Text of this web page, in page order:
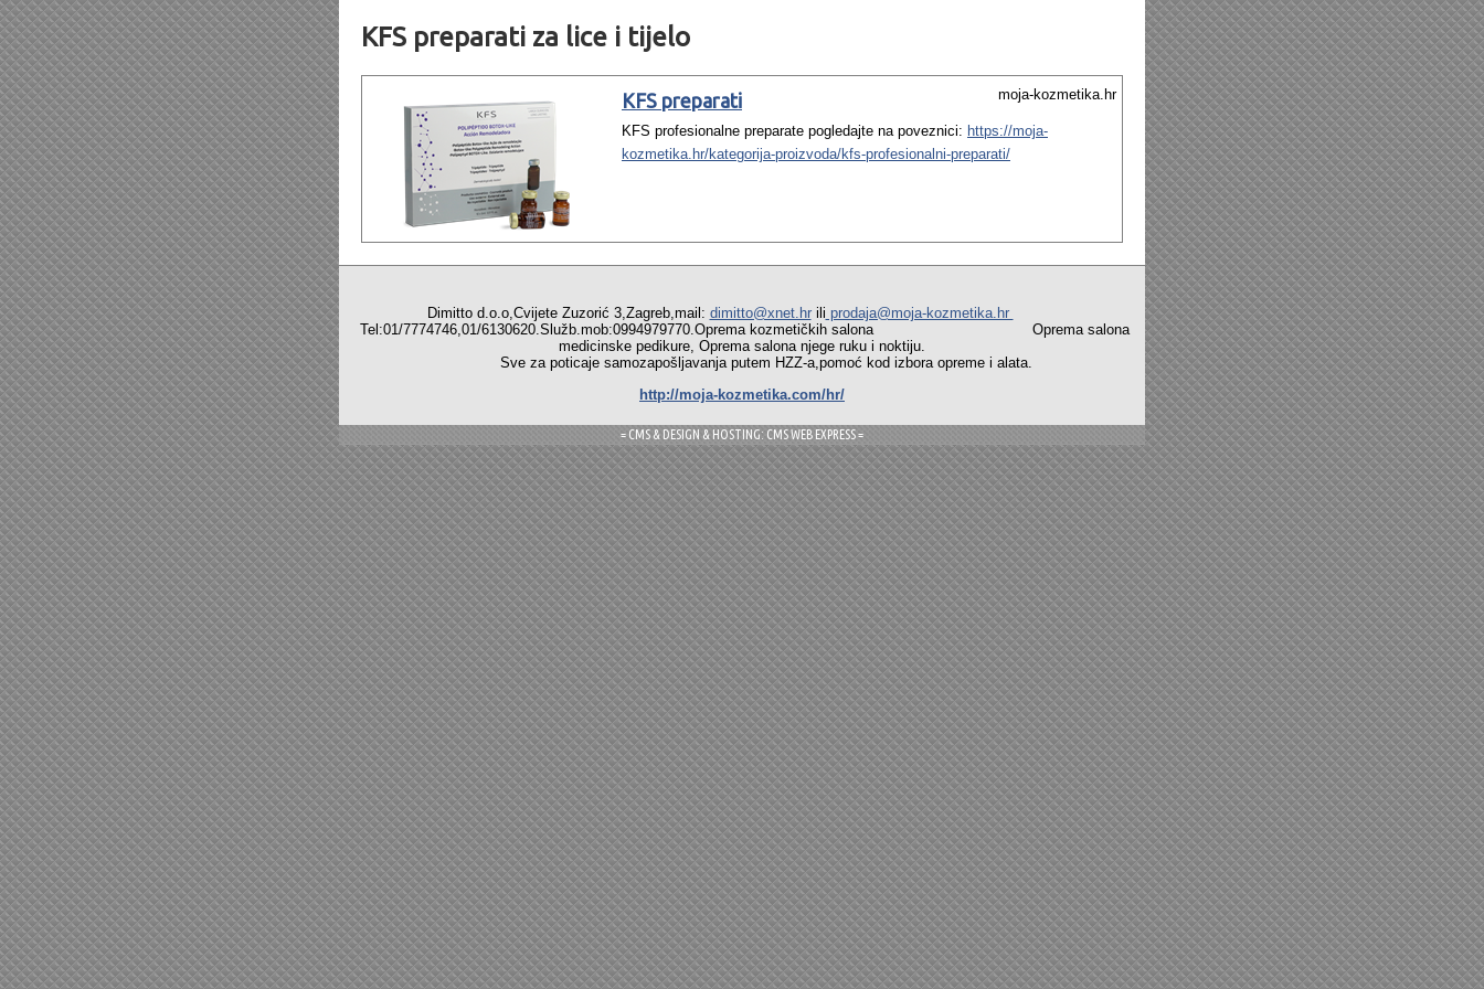
KFS preparati za lice i tijelo
KFS preparati moja-kozmetika.hr
KFS profesionalne preparate pogledajte na poveznici: https://moja-
kozmetika.hr/kategorija-proizvoda/kfs-profesionalni-preparati/
Dimitto d.o.o,Cvijete Zuzorić 3,Zagreb,mail: dimitto@xnet.hrili prodaja@moja-kozmetika.hr
Tel:01/7774746,01/6130620.Služb.mob:0994979770.Oprema kozmetičkih salona Oprema salona
medicinske pedikure, Oprema salona njege ruku i noktiju.
Sve za poticaje samozapošljavanja putem HZZ-a,pomoć kod izbora opreme i alata.
http://moja-kozmetika.com/hr/
= CMS & DESIGN & HOSTING: CMS WEB EXPRESS =